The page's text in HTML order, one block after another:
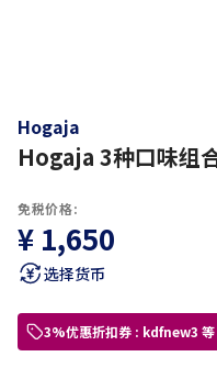
Hogaja
Hogaja 3种口味组
免税价格:
¥ 1,650
选择货币
3%优惠折扣券 : kdfnew3 等